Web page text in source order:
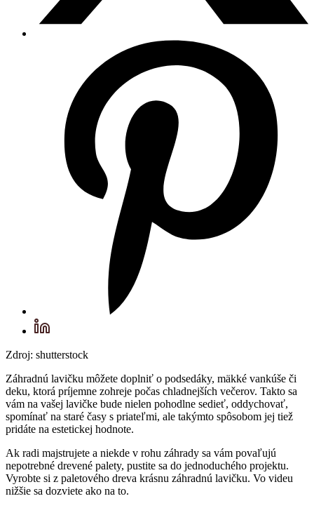
Zdroj: shutterstock
Záhradnú lavičku môžete doplniť o podsedáky, mäkké vankúše či
deku, ktorá príjemne zohreje počas chladnejších večerov. Takto sa
vám na vašej lavičke bude nielen pohodlne sedieť, oddychovať,
spomínať na staré časy s priateľmi, ale takýmto spôsobom jej tiež
pridáte na estetickej hodnote.
Ak radi majstrujete a niekde v rohu záhrady sa vám povaľujú
nepotrebné drevené palety, pustite sa do jednoduchého projektu.
Vyrobte si z paletového dreva krásnu záhradnú lavičku. Vo videu
nižšie sa dozviete ako na to.